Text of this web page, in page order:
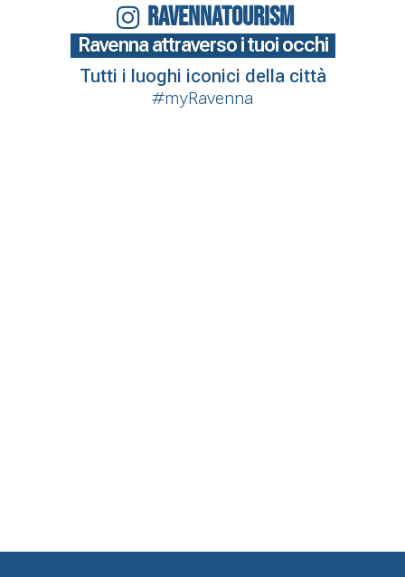
RAVENNATOURISM
Ravenna attraverso i tuoi occhi
Tutti i luoghi iconici della città
#myRavenna